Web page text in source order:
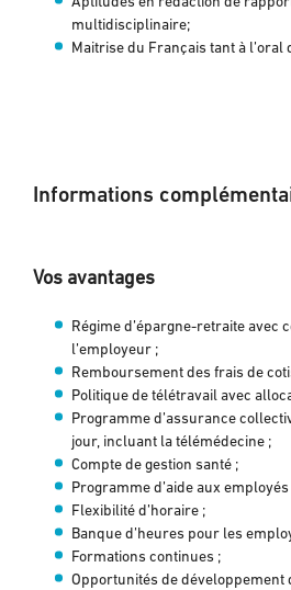
multidisciplinaire;
Maitrise du Français tant à l’oral
Informations
Vos avantages
Régime d’épargne-retraite avec
l’employeur ;
Remboursement des frais de
Politique de télétravail avec
Programme d’assurance
jour, incluant la télémédecine ;
Compte de gestion santé ;
Programme d’aide aux
Flexibilité d’horaire ;
Banque d’heures pour les
Formations continues ;
Opportunités de développement